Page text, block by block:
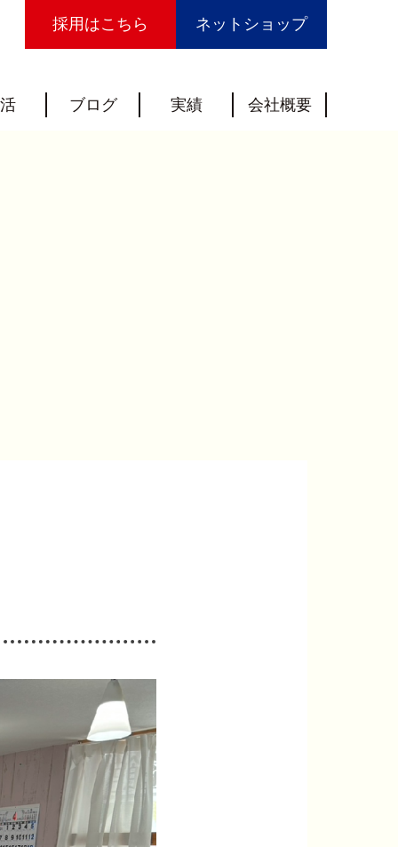
採用はこちら ネットショップ
ブログ 実績 会社概要